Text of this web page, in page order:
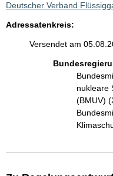
Deutscher Verband
Adressatenkreis:
Versendet am
nukleare
(BMUV)